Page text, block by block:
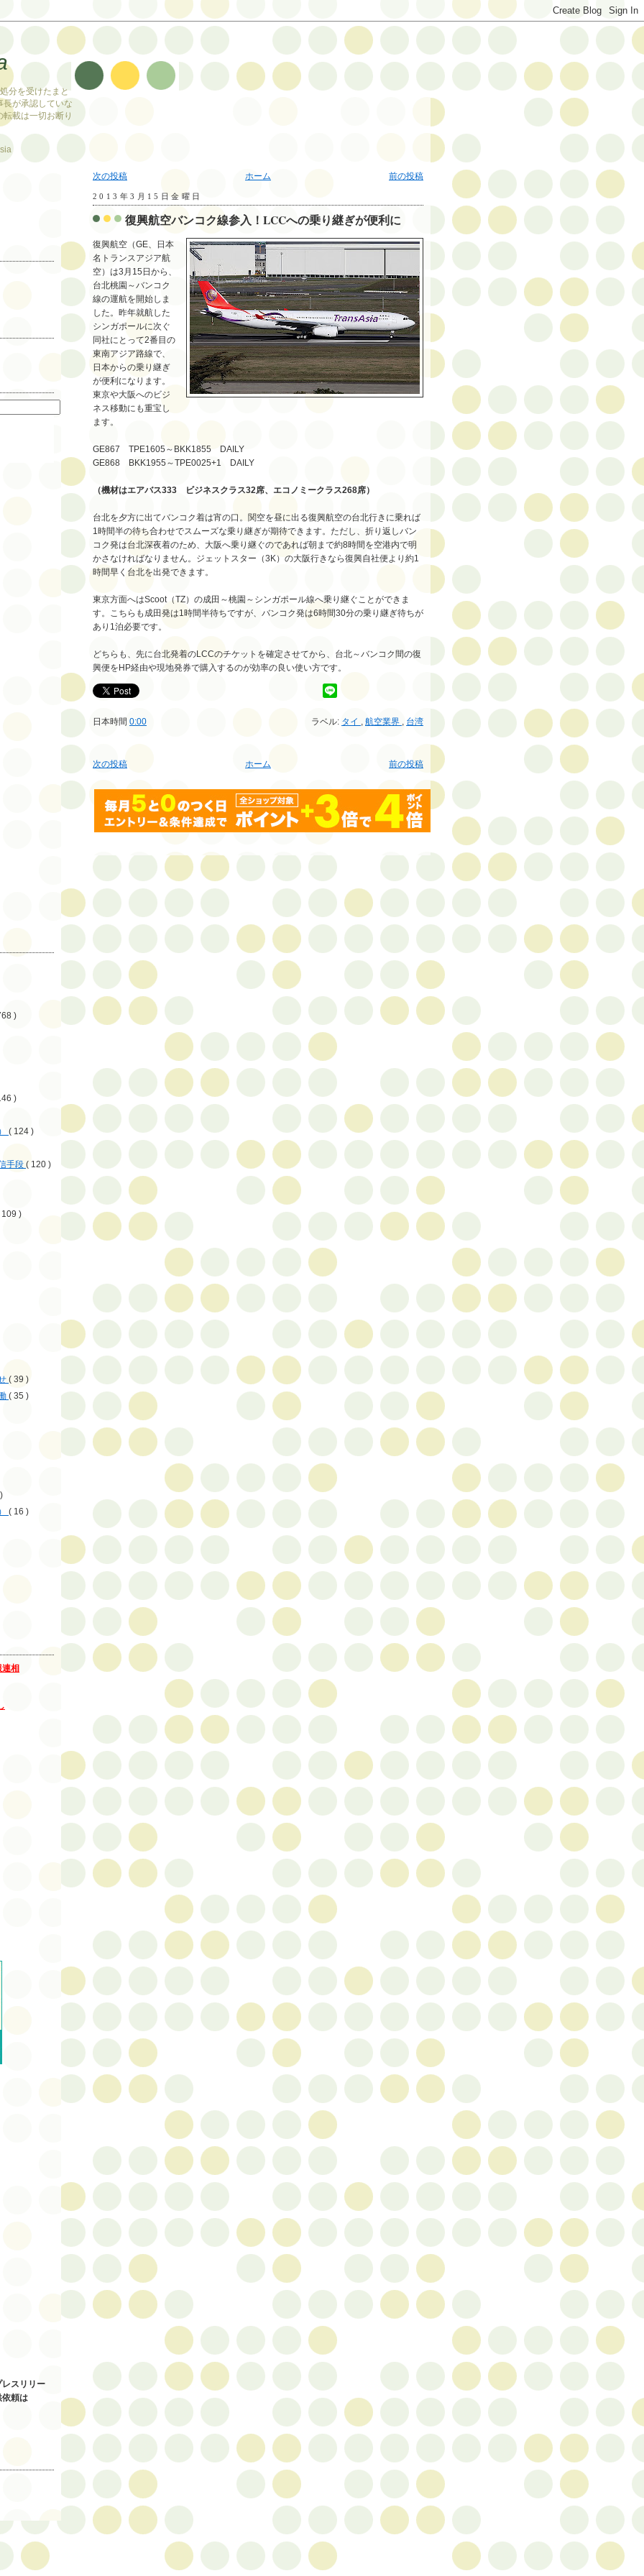
次の投稿 前の投稿
ホーム
2013年3月15日金曜日
復興航空バンコク線参入！LCCへの乗り継ぎが便利に
復興航空（GE、日本
名トランスアジア航
空）は3月15日から、
台北桃園～バンコク
線の運航を開始しま
した。昨年就航した
シンガポールに次ぐ
同社にとって2番目の
東南アジア路線で、
日本からの乗り継ぎ
が便利になります。
東京や大阪へのビジ
ネス移動にも重宝し
ます。
GE867 TPE1605～BKK1855 DAILY
GE868 BKK1955～TPE0025+1 DAILY
（機材はエアバス333 ビジネスクラス32席、エコノミークラス268席）
台北を夕方に出てバンコク着は宵の口。関空を昼に出る復興航空の台北行きに乗れば
1時間半の待ち合わせでスムーズな乗り継ぎが期待できます。ただし、折り返しバン
コク発は台北深夜着のため、大阪へ乗り継ぐのであれば朝まで約8時間を空港内で明
かさなければなりません。ジェットスター（3K）の大阪行きなら復興自社便より約1
時間早く台北を出発できます。
東京方面へはScoot（TZ）の成田～桃園～シンガポール線へ乗り継ぐことができま
す。こちらも成田発は1時間半待ちですが、バンコク発は6時間30分の乗り継ぎ待ちが
あり1泊必要です。
どちらも、先に台北発着のLCCのチケットを確定させてから、台北～バンコク間の復
興便をHP経由や現地発券で購入するのが効率の良い使い方です。
日本時間 0:00 ラベル: タイ , 航空業界 , 台湾
次の投稿 前の投稿
ホーム
分を受けたまと
長が承認していな
載は一切お断り
)
)
( 124 )
手段 ( 120 )
109 )
( 39 )
( 35 )
( 16 )
連相
スリリー
依頼は